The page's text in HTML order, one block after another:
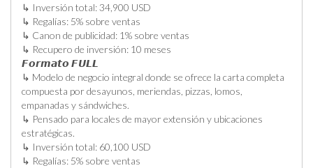
↳ Inversión total: 34,900 USD
↳ Regalías: 5% sobre ventas
↳ Canon de publicidad: 1% sobre ventas
↳ Recupero de inversión: 10 meses
𝙁𝙤𝙧𝙢𝙖𝙩𝙤 𝙁𝙐𝙇𝙇
↳ Modelo de negocio integral donde se ofrece la carta completa
compuesta por desayunos, meriendas, pizzas, lomos,
empanadas y sándwiches.
↳ Pensado para locales de mayor extensión y ubicaciones
estratégicas.
↳ Inversión total: 60,100 USD
↳ Regalías: 5% sobre ventas